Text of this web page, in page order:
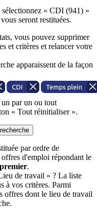
« CDI (941) »
seront restituées.
vous pouvez supprimer
et critères et relancer votre
apparaissent de la façon
par un ou tout
« Tout réinitialiser ».
par ordre de
d'emploi répondant le
.
de travail » ? La liste
à vos critères. Parmi
offres dont le lieu de travail